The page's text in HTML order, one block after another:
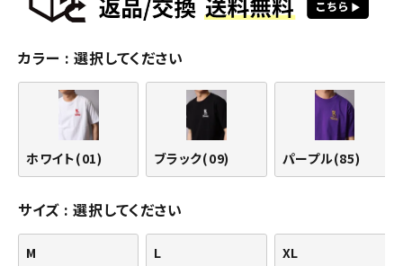
カラー 選択してください
ホワイト(01) ブラック(09) パープル(85)
サイズ 選択してください
M L XL